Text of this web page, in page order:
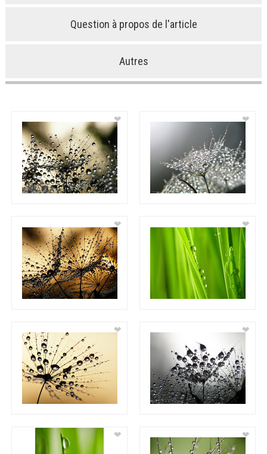
Question à propos de l'article
Autres
❤ ❤
❤ ❤
❤ ❤
❤ ❤